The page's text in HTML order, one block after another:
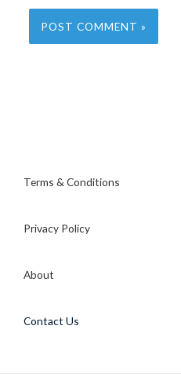
Terms & Conditions
Privacy Policy
About
Contact Us